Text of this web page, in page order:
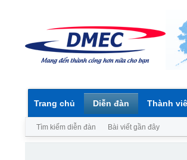
Trang chủ Diễn đàn
Tìm kiếm diễn đàn Bài viết gần đây
Thành